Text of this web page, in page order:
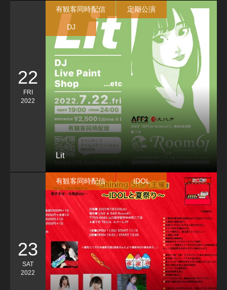
22
FRI
2022
Lit
有観客同時配信 定期公演
DJ
23
SAT
2022
有観客同時配信 IDOL